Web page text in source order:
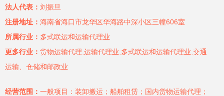
法人代表： 刘振旦
注册地址： 海南省海口市龙华区华海路中深小区三幢606室
所属行业： 多式联运和运输代理业
更多行业： 货物运输代理,运输代理业,多式联运和运输代理业,交通
运输、仓储和邮政业
经营范围： 一般项目：装卸搬运；船舶租赁；国内货物运输代理；